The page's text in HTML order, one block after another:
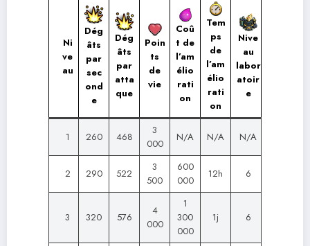
Ni
ve
au
Dég
âts
par
sec
ond
e
Dég
âts
par
atta
que
Poin
ts
de
vie
Coû
t de
l’am
élio
rati
on
Tem
ps
de
l’am
élio
rati
on
Nive
au
labor
atoir
e
1 260 468
3
000
N/A N/A N/A
2 290 522
3
500
600
000
12h 6
3 320 576
4
000
1
300
000
1j 6